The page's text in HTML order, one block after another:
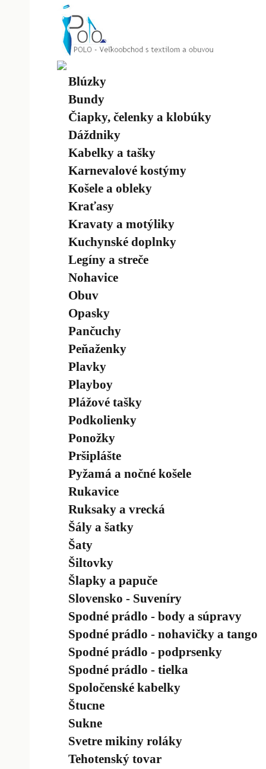
Blúzky
Bundy
Čiapky, čelenky a klobúky
Dáždniky
Kabelky a tašky
Karnevalové kostýmy
Košele a obleky
Kraťasy
Kravaty a motýliky
Kuchynské doplnky
Legíny a streče
Nohavice
Obuv
Opasky
Pančuchy
Peňaženky
Plavky
Playboy
Plážové tašky
Podkolienky
Ponožky
Pršiplášte
Pyžamá a nočné košele
Rukavice
Ruksaky a vrecká
Šály a šatky
Šaty
Šiltovky
Šlapky a papuče
Slovensko - Suveníry
Spodné prádlo - body a súpravy
Spodné prádlo - nohavičky a tango
Spodné prádlo - podprsenky
Spodné prádlo - tielka
Spoločenské kabelky
Štucne
Sukne
Svetre mikiny roláky
Tehotenský tovar